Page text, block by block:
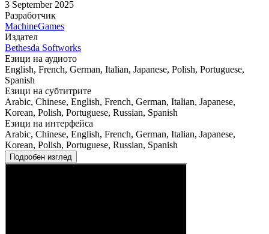
3 September 2025
Разработчик
MachineGames
Издател
Bethesda Softworks
Езици на аудиото
English, French, German, Italian, Japanese, Polish, Portuguese,
Spanish
Езици на субтитрите
Arabic, Chinese, English, French, German, Italian, Japanese,
Korean, Polish, Portuguese, Russian, Spanish
Езици на интерфейса
Arabic, Chinese, English, French, German, Italian, Japanese,
Korean, Polish, Portuguese, Russian, Spanish
Подробен изглед